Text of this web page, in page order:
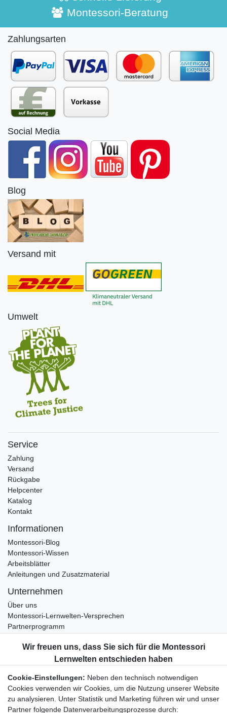
Montessori-Beratung
Zahlungsarten
Social Media
Blog
Versand mit
Umwelt
Service
Zahlung
Versand
Rückgabe
Helpcenter
Katalog
Kontakt
Informationen
Montessori-Blog
Montessori-Wissen
Arbeitsblätter
Anleitungen und Zusatzmaterial
Unternehmen
Über uns
Montessori-Lernwelten-Versprechen
Partnerprogramm
Bestellung widerrufen
Datenschutzerklärung
AGB
Impressum
Cookie-Einstellungen: Neben den technisch notwendigen
Cookies verwenden wir Cookies, um die Nutzung unserer Website
zu analysieren. Unter Statistik und Marketing führen wir und unser
Partner folgende Datenverarbeitungsprozesse durch: